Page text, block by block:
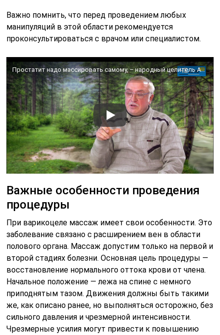
Важно помнить, что перед проведением любых
манипуляций в этой области рекомендуется
проконсультироваться с врачом или специалистом.
Простатит надо массировать самому, – народный целитель Анатолий Скороход
Важные особенности проведения
процедуры
При варикоцеле массаж имеет свои особенности. Это
заболевание связано с расширением вен в области
полового органа. Массаж допустим только на первой и
второй стадиях болезни. Основная цель процедуры —
восстановление нормального оттока крови от члена.
Начальное положение — лежа на спине с немного
приподнятым тазом. Движения должны быть такими
же, как описано ранее, но выполняться осторожно, без
сильного давления и чрезмерной интенсивности.
Чрезмерные усилия могут привести к повышению